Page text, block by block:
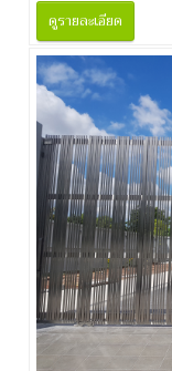
ดูรายละเอียด